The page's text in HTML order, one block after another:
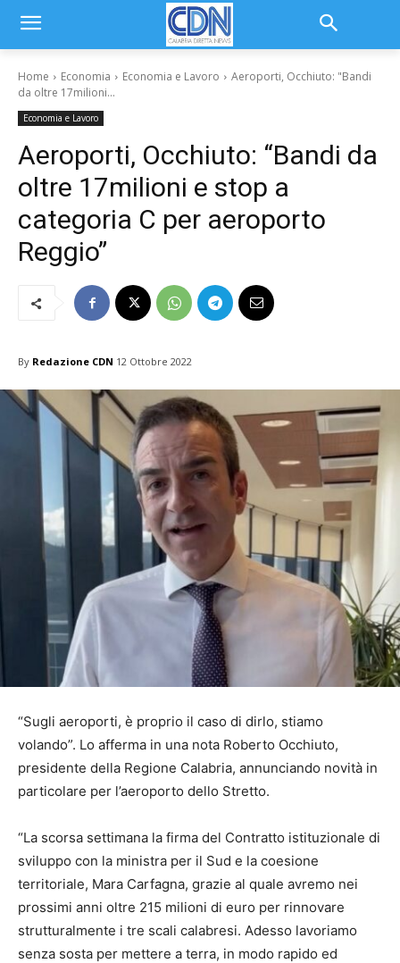
Home Economia Economia e Lavoro
Aeroporti, Occhiuto: "Bandi
da oltre 17milioni...
Economia e Lavoro
Aeroporti, Occhiuto: “Bandi da
oltre 17milioni e stop a
categoria C per aeroporto
Reggio”
By Redazione CDN 12 Ottobre 2022
“Sugli aeroporti, è proprio il caso di dirlo, stiamo
volando”. Lo afferma in una nota Roberto Occhiuto,
presidente della Regione Calabria, annunciando novità in
particolare per l’aeroporto dello Stretto.
“La scorsa settimana la firma del Contratto istituzionale di
sviluppo con la ministra per il Sud e la coesione
territoriale, Mara Carfagna, grazie al quale avremo nei
prossimi anni oltre 215 milioni di euro per rinnovare
strutturalmente i tre scali calabresi. Adesso lavoriamo
senza sosta per mettere a terra, in modo rapido ed